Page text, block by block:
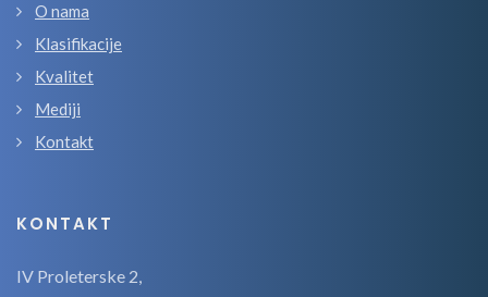
O nama
Klasifikacije
Kvalitet
Mediji
Kontakt
KONTAKT
IV Proleterske 2,